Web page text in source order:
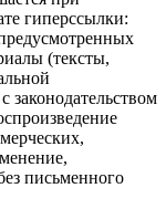
гиперссылки:
(тексты,
законодательством
письменного